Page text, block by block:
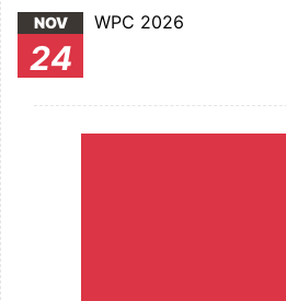
NOV
24
WPC 2026